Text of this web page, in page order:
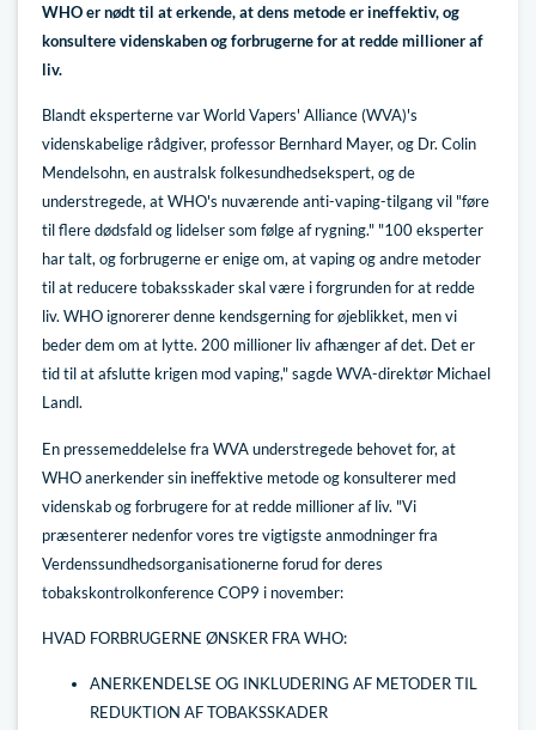
WHO er nødt til at erkende, at dens metode er ineffektiv, og
konsultere videnskaben og forbrugerne for at redde millioner af
liv.
Blandt eksperterne var World Vapers' Alliance (WVA)'s
videnskabelige rådgiver, professor Bernhard Mayer, og Dr. Colin
Mendelsohn, en australsk folkesundhedsekspert, og de
understregede, at WHO's nuværende anti-vaping-tilgang vil "føre
til flere dødsfald og lidelser som følge af rygning." "100 eksperter
har talt, og forbrugerne er enige om, at vaping og andre metoder
til at reducere tobaksskader skal være i forgrunden for at redde
liv. WHO ignorerer denne kendsgerning for øjeblikket, men vi
beder dem om at lytte. 200 millioner liv afhænger af det. Det er
tid til at afslutte krigen mod vaping," sagde WVA-direktør Michael
Landl.
En pressemeddelelse fra WVA understregede behovet for, at
WHO anerkender sin ineffektive metode og konsulterer med
videnskab og forbrugere for at redde millioner af liv. "Vi
præsenterer nedenfor vores tre vigtigste anmodninger fra
Verdenssundhedsorganisationerne forud for deres
tobakskontrolkonference COP9 i november:
HVAD FORBRUGERNE ØNSKER FRA WHO:
ANERKENDELSE OG INKLUDERING AF METODER TIL
REDUKTION AF TOBAKSSKADER